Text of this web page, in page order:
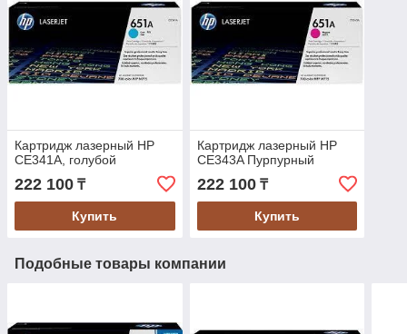
Картридж лазерный HP
CE341A, голубой
222 100 ₸
Купить
Картридж лазерный HP
CE343A Пурпурный
222 100₸
Купить
Подобные товары компании